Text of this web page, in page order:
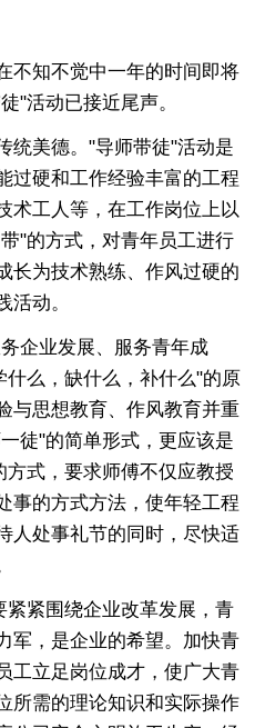
知不觉中一年的时间即将
"活动已接近尾声。
美德。"导师带徒"活动是
过硬和工作经验丰富的工程
术工人等，在工作岗位上以
"的方式，对青年员工进行
长为技术熟练、作风过硬的
活动。
业发展、服务青年成
么，缺什么，补什么"的原
与思想教育、作风教育并重
徒"的简单形式，更应该是
式，要求师傅不仅应教授
事的方式方法，使年轻工程
人处事礼节的同时，尽快适
紧围绕企业改革发展，青
军，是企业的希望。加快青
工立足岗位成才，使广大青
所需的理论知识和实际操作